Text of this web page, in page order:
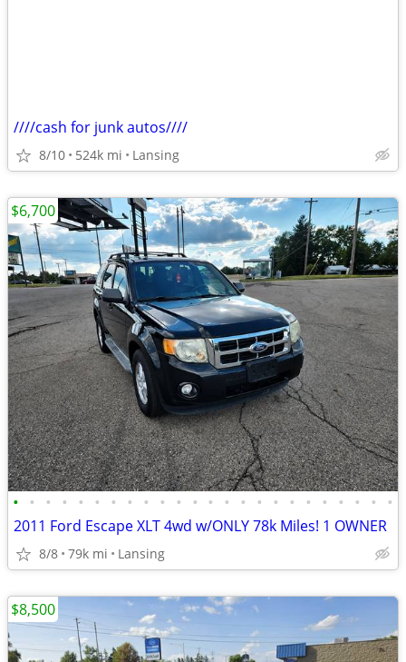
////cash for junk autos////
8/10 524k mi Lansing
• • • • • • • • • • • • • • • • • • • • • • • •
2011 Ford Escape XLT 4wd w/ONLY 78k Miles! 1 OWNER
8/8 79k mi Lansing
$6,700
$8,500